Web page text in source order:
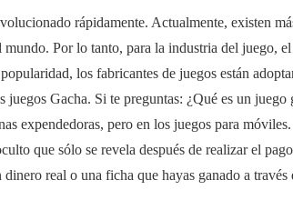
rápidamente. Actualmente, existen
mundo. Por lo tanto, para la industria del juego,
los fabricantes de juegos están
juegos Gacha. Si te preguntas: ¿Qué es un
expendedoras, pero en los juegos para
que sólo se revela después de realizar el
real o una ficha que hayas ganado a través